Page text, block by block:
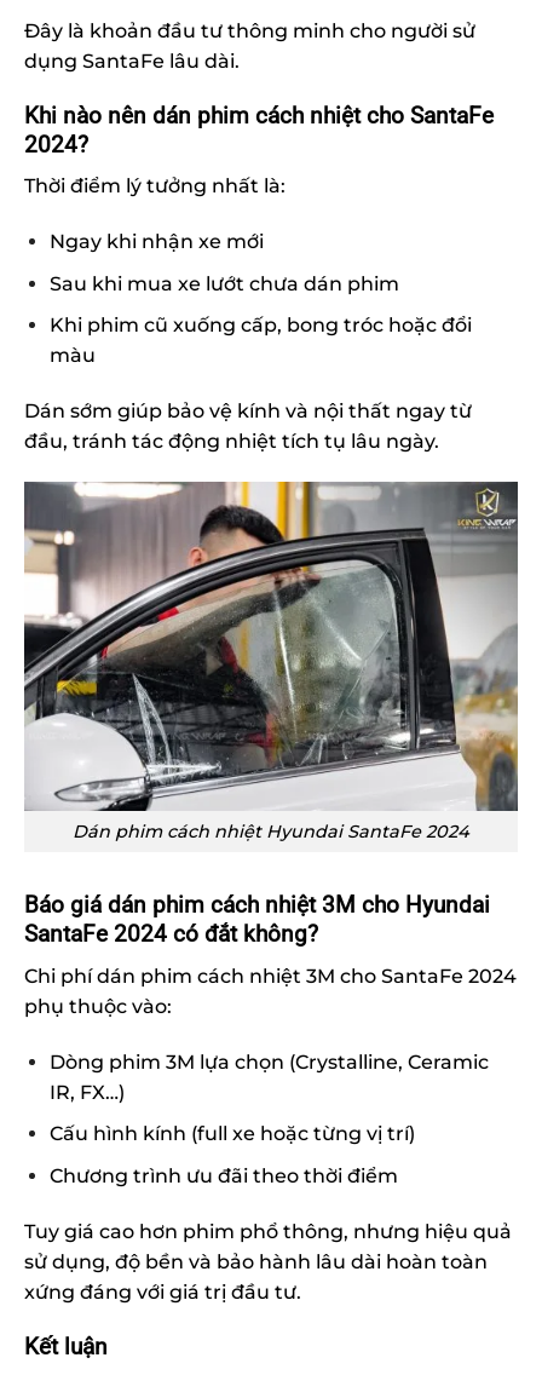
Đây là khoản đầu tư thông minh cho người sử
dụng SantaFe lâu dài.
Khi nào nên dán phim cách nhiệt cho SantaFe
2024?
Thời điểm lý tưởng nhất là:
Ngay khi nhận xe mới
Sau khi mua xe lướt chưa dán phim
Khi phim cũ xuống cấp, bong tróc hoặc đổi
màu
Dán sớm giúp bảo vệ kính và nội thất ngay từ
đầu, tránh tác động nhiệt tích tụ lâu ngày.
Dán phim cách nhiệt Hyundai SantaFe 2024
Báo giá dán phim cách nhiệt 3M cho Hyundai
SantaFe 2024 có đắt không?
Chi phí dán phim cách nhiệt 3M cho SantaFe 2024
phụ thuộc vào:
Dòng phim 3M lựa chọn (Crystalline, Ceramic
IR, FX…)
Cấu hình kính (full xe hoặc từng vị trí)
Chương trình ưu đãi theo thời điểm
Tuy giá cao hơn phim phổ thông, nhưng hiệu quả
sử dụng, độ bền và bảo hành lâu dài hoàn toàn
xứng đáng với giá trị đầu tư.
Kết luận